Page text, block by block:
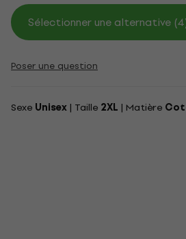
Sélectionner une alternative
Poser une question
Sexe Unisex | Taille 2XL | Matière